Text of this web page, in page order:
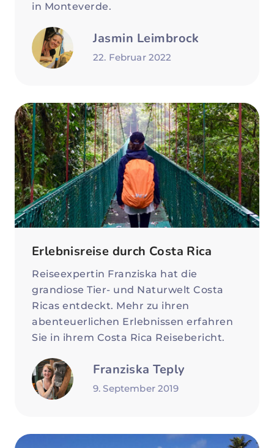
in Monteverde.
Jasmin Leimbrock
22. Februar 2022
Erlebnisreise durch Costa Rica
Reiseexpertin Franziska hat die
grandiose Tier- und Naturwelt Costa
Ricas entdeckt. Mehr zu ihren
abenteuerlichen Erlebnissen erfahren
Sie in ihrem Costa Rica Reisebericht.
Franziska Teply
9. September 2019